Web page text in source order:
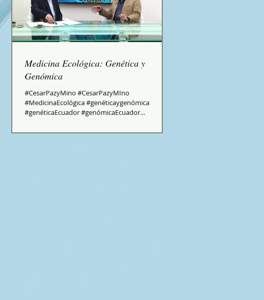
Medicina Ecológica: Genética y
Genómica
#CesarPazyMino #CesarPazyMIno
#MedicinaEcológica #genéticaygenómica
#genéticaEcuador #genómicaEcuador